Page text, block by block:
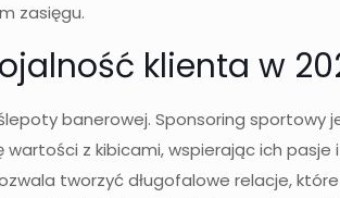
zasięgu.
klienta w
banerowej. Sponsoring
wartości z kibicami, wspierając ich
tworzyć długofalowe relacje,